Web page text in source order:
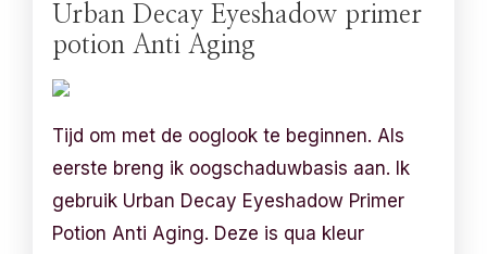
Urban Decay Eyeshadow primer
potion Anti Aging
Tijd om met de ooglook te beginnen. Als
eerste breng ik oogschaduwbasis aan. Ik
gebruik Urban Decay Eyeshadow Primer
Potion Anti Aging. Deze is qua kleur